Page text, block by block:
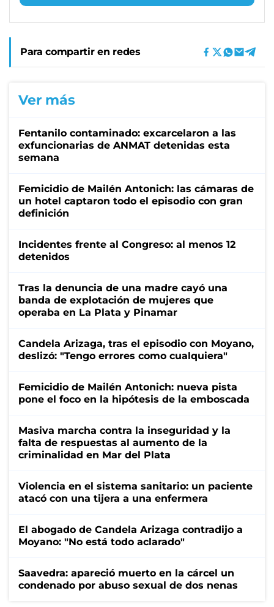
Para compartir en redes
Ver más
Fentanilo contaminado: excarcelaron a las
exfuncionarias de ANMAT detenidas esta
semana
Femicidio de Mailén Antonich: las cámaras de
un hotel captaron todo el episodio con gran
definición
Incidentes frente al Congreso: al menos 12
detenidos
Tras la denuncia de una madre cayó una
banda de explotación de mujeres que
operaba en La Plata y Pinamar
Candela Arizaga, tras el episodio con Moyano,
deslizó: "Tengo errores como cualquiera"
Femicidio de Mailén Antonich: nueva pista
pone el foco en la hipótesis de la emboscada
Masiva marcha contra la inseguridad y la
falta de respuestas al aumento de la
criminalidad en Mar del Plata
Violencia en el sistema sanitario: un paciente
atacó con una tijera a una enfermera
El abogado de Candela Arizaga contradijo a
Moyano: "No está todo aclarado"
Saavedra: apareció muerto en la cárcel un
condenado por abuso sexual de dos nenas